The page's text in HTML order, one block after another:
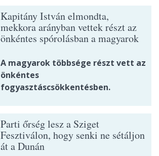
Kapitány István elmondta,
mekkora arányban vettek részt az
önkéntes spórolásban a magyarok
A magyarok többsége részt vett az
önkéntes
fogyasztáscsökkentésben.
Parti őrség lesz a Sziget
Fesztiválon, hogy senki ne sétáljon
át a Dunán